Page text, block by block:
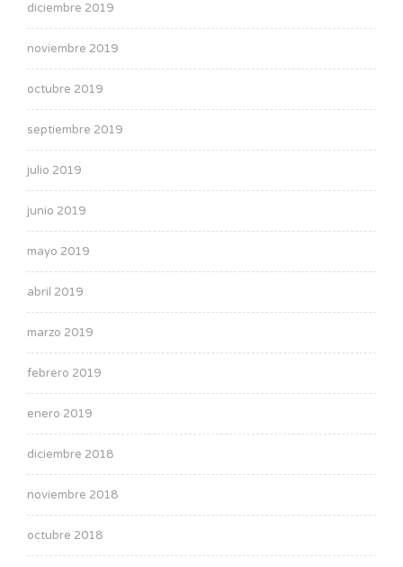
diciembre 2019
noviembre 2019
octubre 2019
septiembre 2019
julio 2019
junio 2019
mayo 2019
abril 2019
marzo 2019
febrero 2019
enero 2019
diciembre 2018
noviembre 2018
octubre 2018